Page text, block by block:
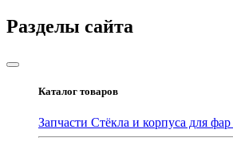
Разделы сайта
Каталог товаров
Запчасти Стёкла и корпуса для фар